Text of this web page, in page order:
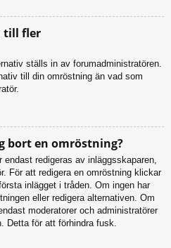
till fler
ställs in av forumadministratören.
till din omröstning än vad som
bort en omröstning?
redigeras av inläggsskaparen,
För att redigera en omröstning klickar
inlägget i tråden. Om ingen har
eller redigera alternativen. Om
moderatorer och administratörer
Detta för att förhindra fusk.